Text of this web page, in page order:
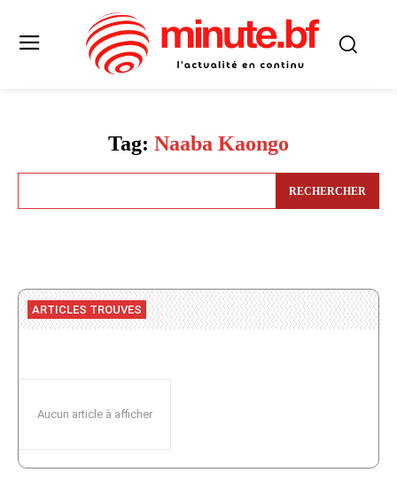
Tag: Naaba Kaongo
RECHERCHER
ARTICLES TROUVES
Aucun article à afficher